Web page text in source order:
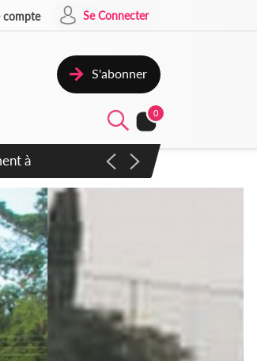
compte Se Connecter
S'abonner
0
exclu